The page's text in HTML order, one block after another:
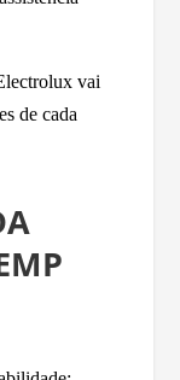
vai
de cada